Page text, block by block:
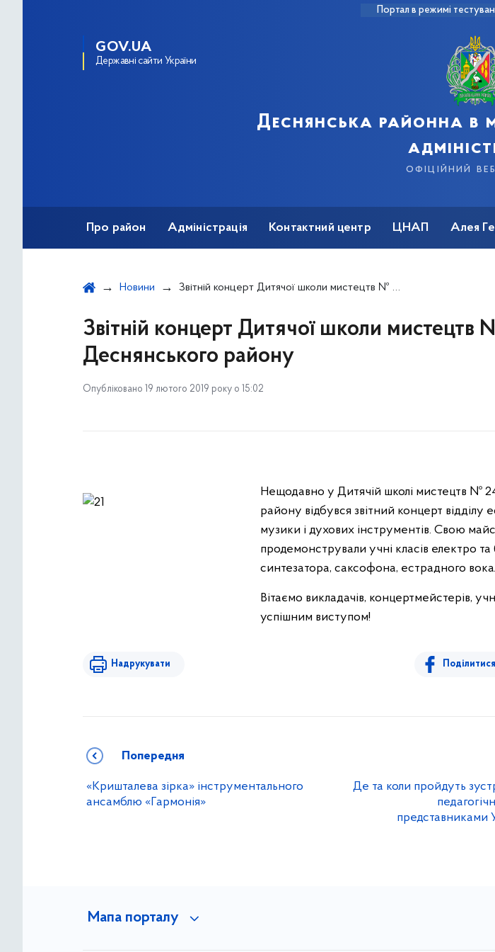
Портал в режимі
GOV.UA
Державні сайти України
Деснянська районна в
офіційний
Про район Адміністрація Контактний центр ЦНАП Алея
Новини Звітній концерт Дитячої школи мистецтв № 24 Деснянського району
Звітній концерт Дитячої школи мистецтв
Деснянського району
Опубліковано 19 лютого 2019 року о 15:02
Нещодавно у Дитячій школі мистецтв №
району відбувся звітний концерт відділу
музики і духових інструментів. Свою
продемонстрували учні класів електро та
синтезатора, саксофона, естрадного
Вітаємо викладачів, концертмейстерів,
успішним виступом!
Надрукувати Поділитися
Попередня
«Кришталева зірка» інструментального
ансамблю «Гармонія»
Де та коли пройдуть
представниками
Мапа порталу